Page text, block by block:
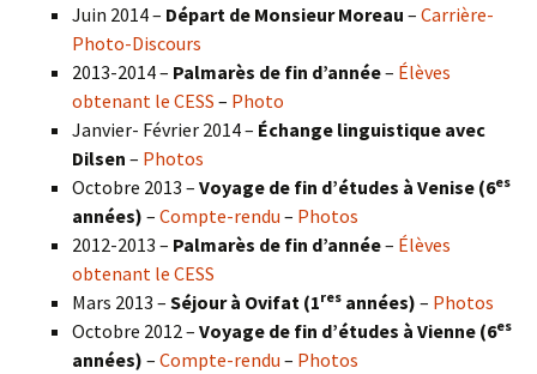
Juin 2014 – Départ de Monsieur Moreau – Carrière-
Photo-Discours
2013-2014 – Palmarès de fin d’année– Élèves
obtenant le CESS – Photo
Janvier- Février 2014 – Échange linguistique avec
Dilsen – Photos
Octobre 2013 – Voyage de fin d’études à Venise (6es
années) – Compte-rendu – Photos
2012-2013 – Palmarès de fin d’année– Élèves
obtenant le CESS
Mars 2013 – Séjour à Ovifat (1res années) – Photos
Octobre 2012 – Voyage de fin d’études à Vienne (6es
années) – Compte-rendu – Photos